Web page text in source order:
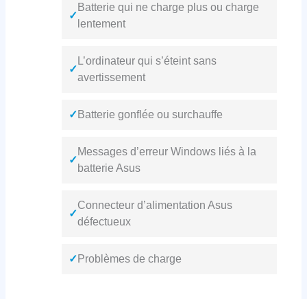
✓
Batterie qui ne charge plus ou charge
lentement
✓
L’ordinateur qui s’éteint sans
avertissement
✓ Batterie gonflée ou surchauffe
✓
Messages d’erreur Windows liés à la
batterie Asus
✓
Connecteur d’alimentation Asus
défectueux
✓ Problèmes de charge